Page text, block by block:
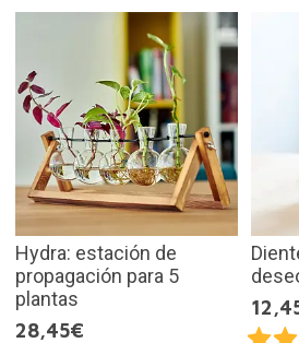
Hydra: estación de
propagación para 5
plantas
28,45€